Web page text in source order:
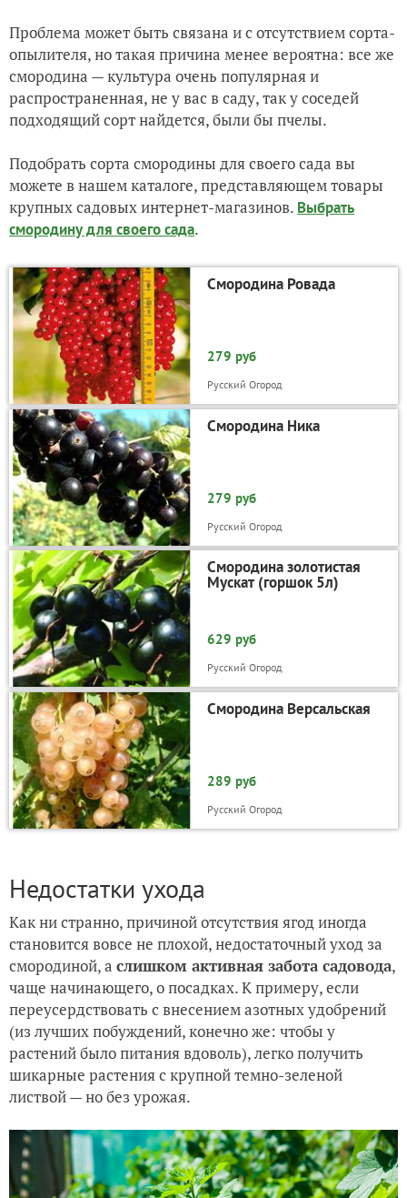
Проблема может быть связана и с отсутствием сорта-
опылителя, но такая причина менее вероятна: все же
смородина — культура очень популярная и
распространенная, не у вас в саду, так у соседей
подходящий сорт найдется, были бы пчелы.
Подобрать сорта смородины для своего сада вы
можете в нашем каталоге, представляющем товары
крупных садовых интернет-магазинов. Выбрать
смородину для своего сада.
Смородина Ровада
279 руб
Русский Огород
Смородина Ника
279 руб
Русский Огород
Смородина золотистая
Мускат (горшок 5л)
629 руб
Русский Огород
Смородина Версальская
289 руб
Русский Огород
Недостатки ухода
Как ни странно, причиной отсутствия ягод иногда
становится вовсе не плохой, недостаточный уход за
смородиной, а слишком активная забота садовода,
чаще начинающего, о посадках. К примеру, если
переусердствовать с внесением азотных удобрений
(из лучших побуждений, конечно же: чтобы у
растений было питания вдоволь), легко получить
шикарные растения с крупной темно-зеленой
листвой — но без урожая.